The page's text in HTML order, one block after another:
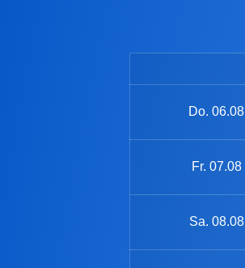
Do. 06.08
Fr. 07.08
Sa. 08.08